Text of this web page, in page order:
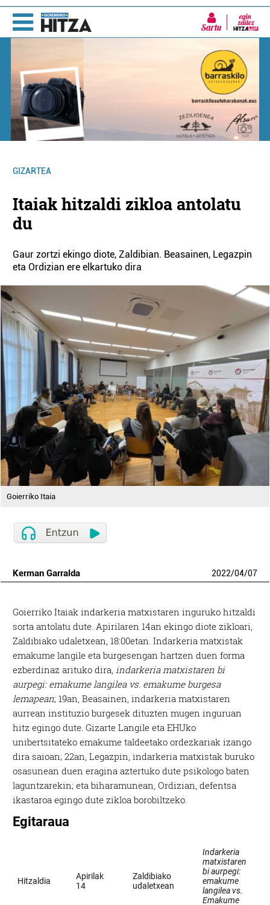
Sartu
GIZARTEA
Itaiak hitzaldi zikloa antolatu
du
Gaur zortzi ekingo diote, Zaldibian. Beasainen, Legazpin
eta Ordizian ere elkartuko dira
Goierriko Itaia
Kerman Garralda 2022/04/07
Goierriko Itaiak indarkeria matxistaren inguruko hitzaldi
sorta antolatu dute. Apirilaren 14an ekingo diote zikloari,
Zaldibiako udaletxean, 18:00etan. Indarkeria matxistak
emakume langile eta burgesengan hartzen duen forma
ezberdinaz arituko dira,indarkeria matxistaren bi
aurpegi: emakume langilea vs. emakume burgesa
lemapean; 19an, Beasainen, indarkeria matxistaren
aurrean instituzio burgesek dituzten mugen inguruan
hitz egingo dute. Gizarte Langile eta EHUko
unibertsitateko emakume taldeetako ordezkariak izango
dira saioan; 22an, Legazpin, indarkeria matxistak buruko
osasunean duen eragina aztertuko dute psikologo baten
laguntzarekin; eta biharamunean, Ordizian, defentsa
ikastaroa egingo dute zikloa borobiltzeko.